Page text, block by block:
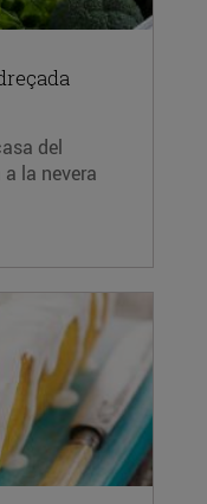
del
la nevera